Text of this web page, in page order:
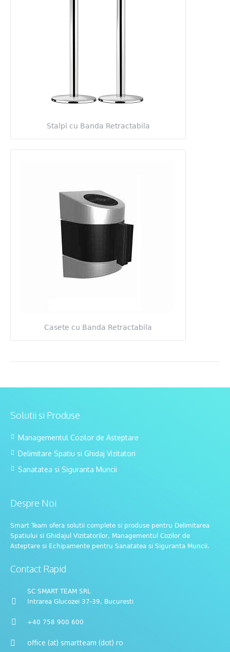
Stalpi cu Banda Retractabila
Casete cu Banda Retractabila
Solutii si Produse
Managementul Cozilor de Asteptare
Delimitare Spatiu si Ghidaj Vizitatori
Sanatatea si Siguranta Muncii
Despre Noi
Smart Team ofera solutii complete si produse pentru Delimitarea
Spatiului si Ghidajul Vizitatorilor, Managementul Cozilor de
Asteptare si Echipamente pentru Sanatatea si Siguranta Muncii.
Contact Rapid
SC SMART TEAM SRL
Intrarea Glucozei 37-39, Bucuresti
+40 758 900 600
office (at) smartteam (dot) ro